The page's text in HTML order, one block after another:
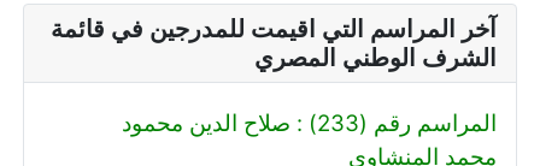
آخر المراسم التي اقيمت للمدرجين في قائمة
الشرف الوطني المصري
المراسم رقم (233) : صلاح الدين محمود
محمد المنشاوي